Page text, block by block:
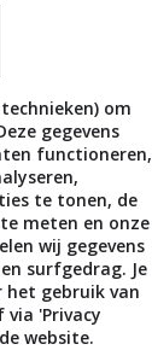
om
gegevens
functioneren,
te tonen, de
meten en onze
wij gegevens
surfgedrag. Je
het gebruik van
'Privacy
website.